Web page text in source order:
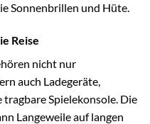
Sonnenbrillen und Hüte.
Reise
nicht nur
auch Ladegeräte,
Spielekonsole. Die
Langeweile auf langen